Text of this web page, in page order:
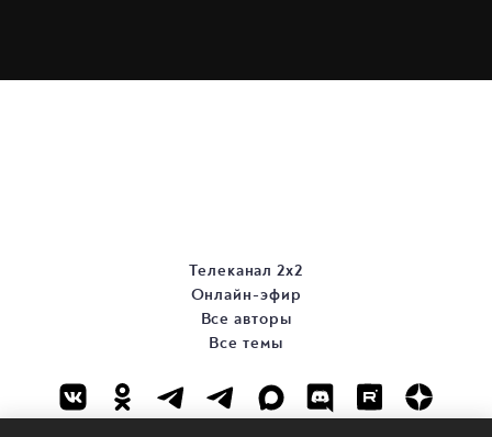
Телеканал 2х2
Онлайн-эфир
Все авторы
Все темы